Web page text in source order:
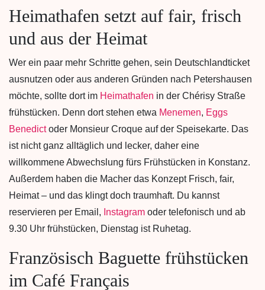
Heimathafen setzt auf fair, frisch
und aus der Heimat
Wer ein paar mehr Schritte gehen, sein Deutschlandticket
ausnutzen oder aus anderen Gründen nach Petershausen
möchte, sollte dort im Heimathafen in der Chérisy Straße
frühstücken. Denn dort stehen etwa Menemen, Eggs
Benedictoder Monsieur Croque auf der Speisekarte. Das
ist nicht ganz alltäglich und lecker, daher eine
willkommene Abwechslung fürs Frühstücken in Konstanz.
Außerdem haben die Macher das Konzept Frisch, fair,
Heimat – und das klingt doch traumhaft. Du kannst
reservieren per Email, Instagram oder telefonisch und ab
9.30 Uhr frühstücken, Dienstag ist Ruhetag.
Französisch Baguette frühstücken
im Café Français